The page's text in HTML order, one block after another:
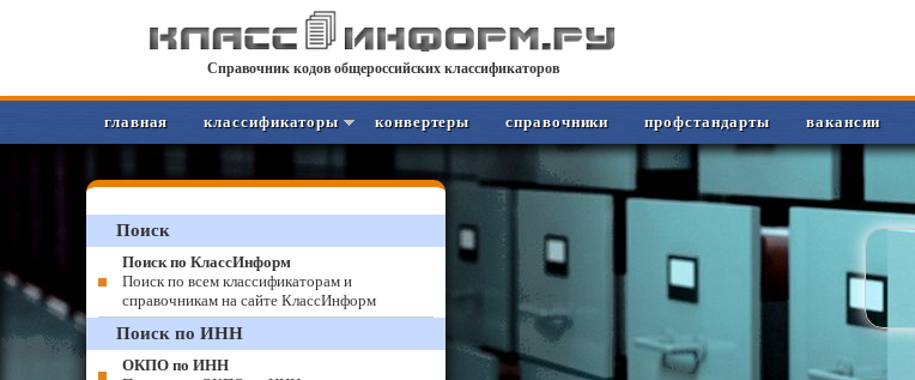
Справочник кодов общероссийских классификаторов
главная классификаторы конвертеры справочники профстандарты вакансии
Поиск
Поиск по КлассИнформ
Поиск по всем классификаторам и
справочникам на сайте КлассИнформ
Поиск по ИНН
ОКПО по ИНН